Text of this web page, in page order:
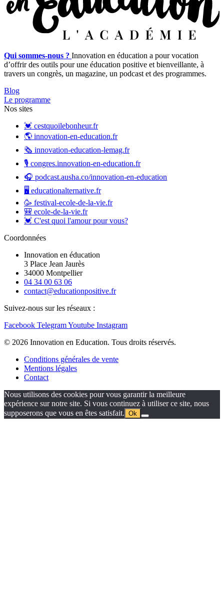
Qui sommes-nous ? Innovation en éducation a pour vocation
d’offrir des outils pour une éducation positive et bienveillante, à
travers un congrès, un magazine, un podcast et des programmes.
Blog
Le programme
Nos sites
💓 cestquoilebonheur.fr
🌎 innovation-en-education.fr
🗞️ innovation-education-lemag.fr
🎙️ congres.innovation-en-education.fr
🎧 podcast.ausha.co/innovation-en-education
🖥️ educationalternative.fr
🥳 festival-ecole-de-la-vie.fr
🎒 ecole-de-la-vie.fr
💓 C'est quoi l'amour pour vous?
Coordonnées
Innovation en éducation
3 Place Jean Jaurès
34000 Montpellier
04 34 00 63 06
contact@educationpositive.fr
Suivez-nous sur les réseaux :
Facebook TelegramYoutube Instagram
© 2026 Innovation en Education. Tous droits réservés.
Conditions générales de vente
Mentions légales
Contact
Nous utilisons des cookies pour vous garantir la meilleure
expérience sur notre site. Si vous continuez à utiliser ce site, nous
supposerons que vous en êtes satisfait. Ok